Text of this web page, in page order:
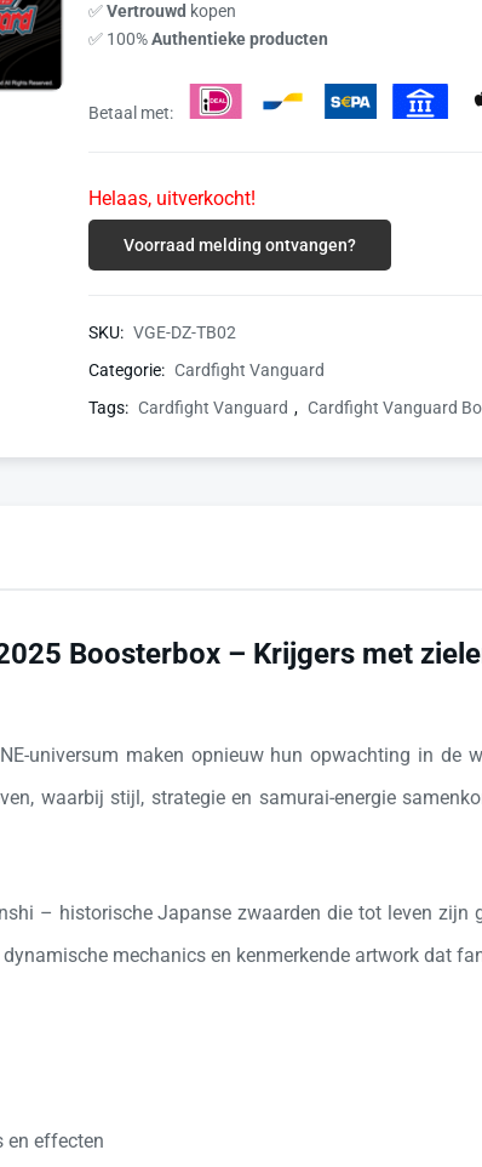
✅Vertrouwd kopen
✅ 100%Authentieke producten
Betaal met:
Helaas, uitverkocht!
Voorraad melding ontvangen?
SKU: VGE-DZ-TB02
Categorie: Cardfight Vanguard
Tags: Cardfight Vanguard , Cardfight Vanguard
Boosterbox – Krijgers met
universum maken opnieuw hun opwachting in de
waarbij stijl, strategie en samurai-energie
– historische Japanse zwaarden die tot leven zijn
mechanics en kenmerkende artwork dat
en effecten